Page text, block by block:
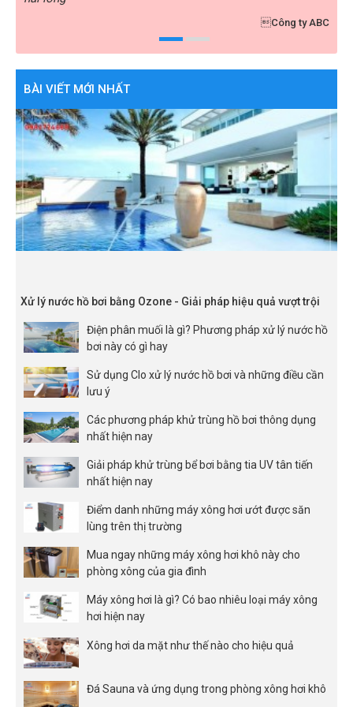
Golf Xuân Thành
BÀI VIẾT MỚI NHẤT
Xử lý nước hồ bơi bằng Ozone - Giải pháp hiệu quả vượt trội
Điện phân muối là gì? Phương pháp xử lý nước hồ
bơi này có gì hay
Sử dụng Clo xử lý nước hồ bơi và những điều cần
lưu ý
Các phương pháp khử trùng hồ bơi thông dụng
nhất hiện nay
Giải pháp khử trùng bể bơi bằng tia UV tân tiến
nhất hiện nay
Điểm danh những máy xông hơi ướt được săn
lùng trên thị trường
Mua ngay những máy xông hơi khô này cho
phòng xông của gia đình
Máy xông hơi là gì? Có bao nhiêu loại máy xông
hơi hiện nay
Xông hơi da mặt như thế nào cho hiệu quả
Đá Sauna và ứng dụng trong phòng xông hơi khô